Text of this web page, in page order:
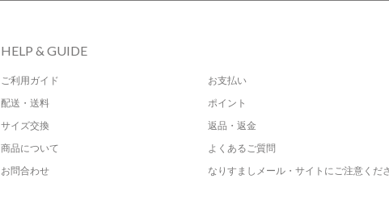
HELP & GUIDE
ご利用ガイド
配送・送料
サイズ交換
商品について
お問合わせ
お支払い
ポイント
返品・返金
よくあるご質問
なりすましメール・サイトにご注意くだ